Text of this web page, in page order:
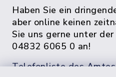
Haben Sie ein
aber online keinen
Sie uns gerne unter
04832 6065 0 an!
Telefonliste des